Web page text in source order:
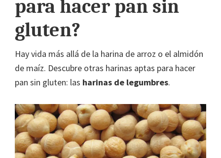
para hacer pan sin
gluten?
Hay vida más allá de la harina de arroz o el almidón
de maíz. Descubre otras harinas aptas para hacer
pan sin gluten: las harinas de legumbres.